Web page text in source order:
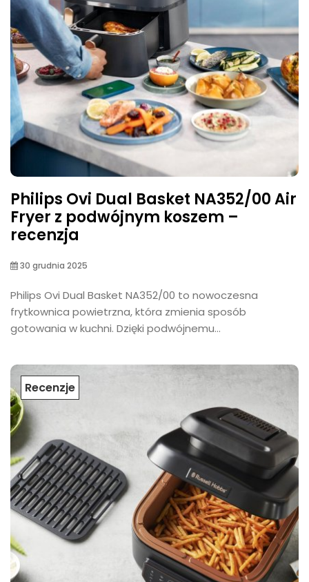
Philips Ovi Dual Basket NA352/00 Air
Fryer z podwójnym koszem –
recenzja
30 grudnia 2025
Philips Ovi Dual Basket NA352/00 to nowoczesna
frytkownica powietrzna, która zmienia sposób
gotowania w kuchni. Dzięki podwójnemu...
Recenzje